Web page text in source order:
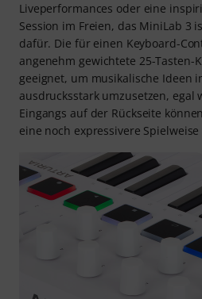
Liveperformances oder eine
Session im Freien, das MiniLab 3
dafür. Die für einen Keyboard-
angenehm gewichtete 25-
geeignet, um musikalische Ideen
ausdrucksstark umzusetzen, egal
Eingangs auf der Rückseite
eine noch expressivere